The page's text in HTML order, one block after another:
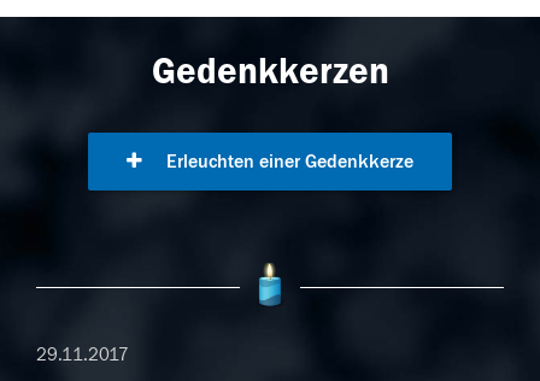
Gedenkkerzen
Erleuchten einer Gedenkkerze
29.11.2017